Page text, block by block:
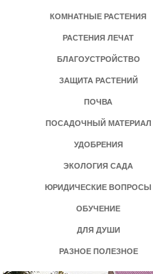
КОМНАТНЫЕ РАСТЕНИЯ
РАСТЕНИЯ ЛЕЧАТ
БЛАГОУСТРОЙСТВО
ЗАЩИТА РАСТЕНИЙ
ПОЧВА
ПОСАДОЧНЫЙ МАТЕРИАЛ
УДОБРЕНИЯ
ЭКОЛОГИЯ САДА
ЮРИДИЧЕСКИЕ ВОПРОСЫ
ОБУЧЕНИЕ
ДЛЯ ДУШИ
РАЗНОЕ ПОЛЕЗНОЕ